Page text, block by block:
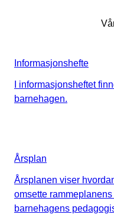
Informasjonshefte
I informasjonsheftet
barnehagen.
Årsplan
Årsplanen viser
omsette
barnehagens